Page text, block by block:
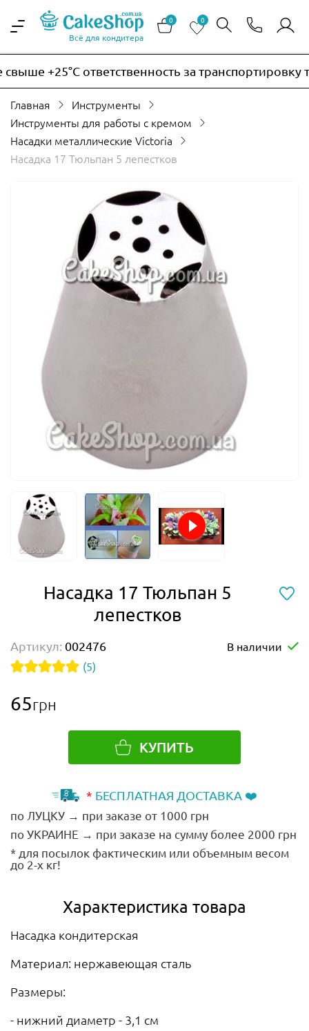
Всё для кондитера
0 0
+25°C ответственность за транспортировку
Главная
Инструменты
Инструменты для работы с кремом
Насадки металлические Victoria
Насадка 17 Тюльпан 5 лепестков
Насадка 17 Тюльпан 5
лепестков
Артикул: 002476
В наличии
(5)
65грн
КУПИТЬ
* БЕСПЛАТНАЯ ДОСТАВКА ❤️
по ЛУЦКУ → при заказе от 1000 грн
по УКРАИНЕ → при заказе на сумму более 2000 грн
* для посылок фактическим или объемным весом
до 2-х кг!
Характеристика товара
Насадка кондитерская
Материал: нержавеющая сталь
Размеры:
- нижний диаметр - 3,1 см